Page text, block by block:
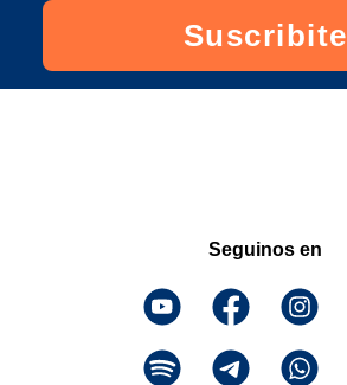
Suscribite
Seguinos en